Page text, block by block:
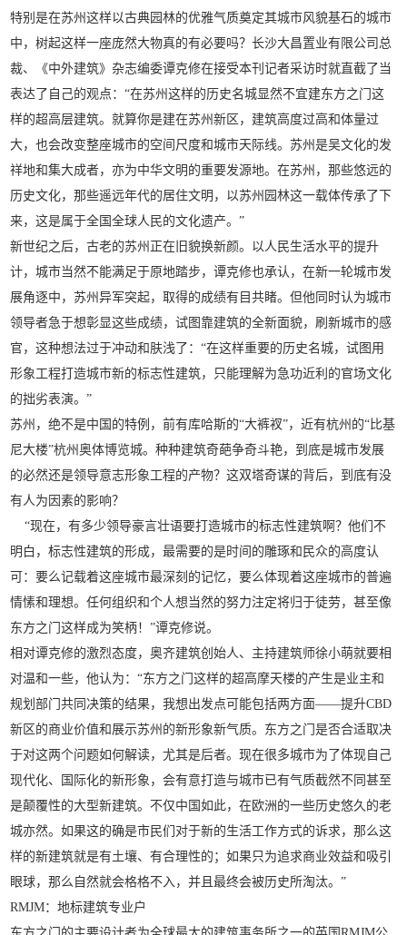
特别是在苏州这样以古典园林的优雅气质奠定其城市风貌基石的城市
中，树起这样一座庞然大物真的有必要吗？长沙大昌置业有限公司总
裁、《中外建筑》杂志编委谭克修在接受本刊记者采访时就直截了当
表达了自己的观点：“在苏州这样的历史名城显然不宜建东方之门这
样的超高层建筑。就算你是建在苏州新区，建筑高度过高和体量过
大，也会改变整座城市的空间尺度和城市天际线。苏州是吴文化的发
祥地和集大成者，亦为中华文明的重要发源地。在苏州，那些悠远的
历史文化，那些遥远年代的居住文明，以苏州园林这一载体传承了下
来，这是属于全国全球人民的文化遗产。”
新世纪之后，古老的苏州正在旧貌换新颜。以人民生活水平的提升
计，城市当然不能满足于原地踏步，谭克修也承认，在新一轮城市发
展角逐中，苏州异军突起，取得的成绩有目共睹。但他同时认为城市
领导者急于想彰显这些成绩，试图靠建筑的全新面貌，刷新城市的感
官，这种想法过于冲动和肤浅了：“在这样重要的历史名城，试图用
形象工程打造城市新的标志性建筑，只能理解为急功近利的官场文化
的拙劣表演。”
苏州，绝不是中国的特例，前有库哈斯的“大裤衩”，近有杭州的“比基
尼大楼”杭州奥体博览城。种种建筑奇葩争奇斗艳，到底是城市发展
的必然还是领导意志形象工程的产物？这双塔奇谋的背后，到底有没
有人为因素的影响？
“现在，有多少领导豪言壮语要打造城市的标志性建筑啊？他们不
明白，标志性建筑的形成，最需要的是时间的雕琢和民众的高度认
可：要么记载着这座城市最深刻的记忆，要么体现着这座城市的普遍
情愫和理想。任何组织和个人想当然的努力注定将归于徒劳，甚至像
东方之门这样成为笑柄！”谭克修说。
相对谭克修的激烈态度，奥齐建筑创始人、主持建筑师徐小萌就要相
对温和一些，他认为：“东方之门这样的超高摩天楼的产生是业主和
规划部门共同决策的结果，我想出发点可能包括两方面——提升CBD
新区的商业价值和展示苏州的新形象新气质。东方之门是否合适取决
于对这两个问题如何解读，尤其是后者。现在很多城市为了体现自己
现代化、国际化的新形象，会有意打造与城市已有气质截然不同甚至
是颠覆性的大型新建筑。不仅中国如此，在欧洲的一些历史悠久的老
城亦然。如果这的确是市民们对于新的生活工作方式的诉求，那么这
样的新建筑就是有土壤、有合理性的；如果只为追求商业效益和吸引
眼球，那么自然就会格格不入，并且最终会被历史所淘汰。”
RMJM：地标建筑专业户